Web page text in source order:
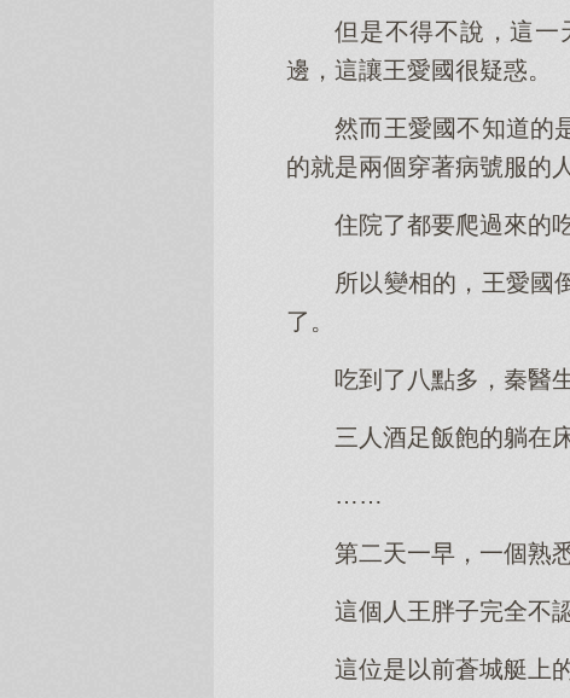
但是不得不說，這一
邊，這讓王愛國很疑惑。
然而王愛國不知道的
的就是兩個穿著病號服的
住院了都要爬過來的
所以變相的，王愛國
了。
吃到了八點多，秦醫
三人酒足飯飽的躺在
……
第二天一早，一個熟
這個人王胖子完全不
這位是以前蒼城艇上